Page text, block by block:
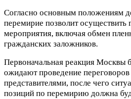
Согласно основным положениям
перемирие позволит осуществить
мероприятия, включая обмен
гражданских заложников.
Первоначальная реакция Москвы
ожидают проведение
представителями, после чего
позиций по перемирию должна